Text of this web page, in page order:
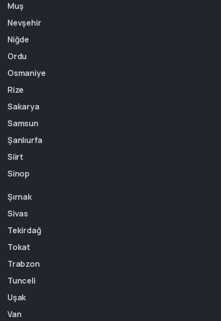
Muş
Nevşehir
Niğde
Ordu
Osmaniye
Rize
Sakarya
Samsun
Şanlıurfa
Siirt
Sinop
Şırnak
Sivas
Tekirdağ
Tokat
Trabzon
Tunceli
Uşak
Van